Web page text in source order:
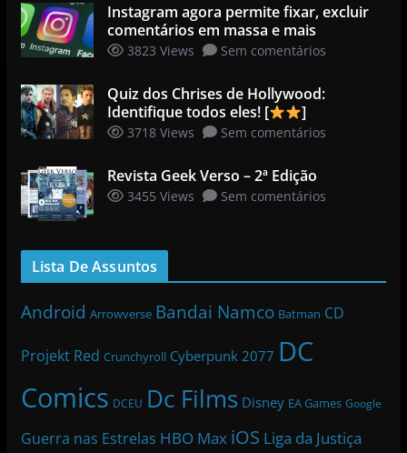
Instagram agora permite fixar, excluir
comentários em massa e mais
3823 Views Sem comentários
Quiz dos Chrises de Hollywood:
Identifique todos eles! [
]
3718 Views Sem comentários
Revista Geek Verso – 2ª Edição
3455 Views Sem comentários
Lista De Assuntos
Android Arrowverse Bandai Namco Batman CD
Projekt Red Crunchyroll Cyberpunk 2077 DC
Comics DCEU Dc Films Disney EA Games Google
Guerra nas Estrelas HBO Max iOS Liga da Justiça